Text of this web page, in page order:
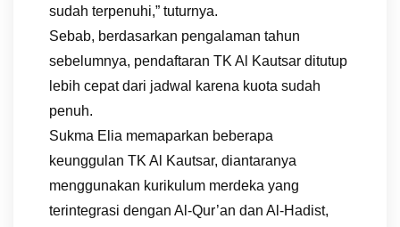
sudah terpenuhi,” tuturnya.
Sebab, berdasarkan pengalaman tahun
sebelumnya, pendaftaran TK Al Kautsar ditutup
lebih cepat dari jadwal karena kuota sudah
penuh.
Sukma Elia memaparkan beberapa
keunggulan TK Al Kautsar, diantaranya
menggunakan kurikulum merdeka yang
terintegrasi dengan Al-Qur’an dan Al-Hadist,